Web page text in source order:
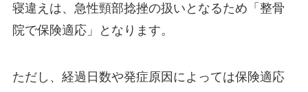
寝違えは、急性頸部捻挫の扱いとなるため「整骨
院で保険適応」となります。
ただし、経過日数や発症原因によっては保険適応